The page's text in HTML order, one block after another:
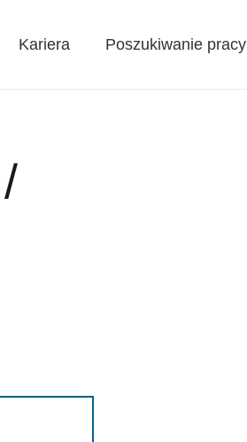
Kariera Poszukiwanie pracy